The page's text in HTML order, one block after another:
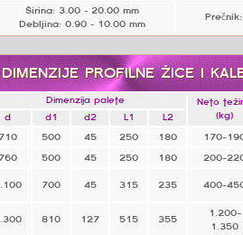
Širina: 3.00 – 20.00 mm
Debljina: 0.90 – 10.00 mm
PROFILNE ŽICE I
Dimenzija palete
Neto
(kg)
d d1 d2 L1 L2
710 500 45 250 180
170-
760 500 45 250 180
200-
700 45 315 235 400-
810 127 515 355
1.200-
1.350